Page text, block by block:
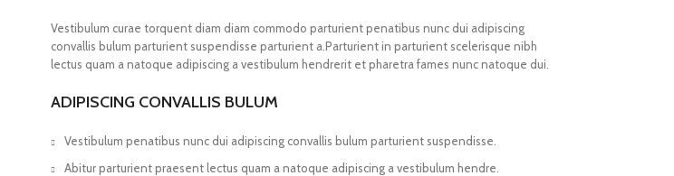
Vestibulum curae torquent diam diam commodo parturient penatibus nunc dui adipiscing
convallis bulum parturient suspendisse parturient a.Parturient in parturient scelerisque nibh
lectus quam a natoque adipiscing a vestibulum hendrerit et pharetra fames nunc natoque dui.
ADIPISCING CONVALLIS BULUM
Vestibulum penatibus nunc dui adipiscing convallis bulum parturient suspendisse.
Abitur parturient praesent lectus quam a natoque adipiscing a vestibulum hendre.